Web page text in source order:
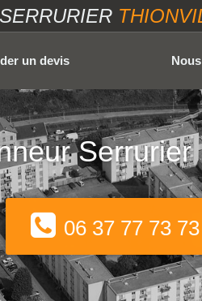
SERRURIER
un devis
Serrurier
06 37 77 73 73